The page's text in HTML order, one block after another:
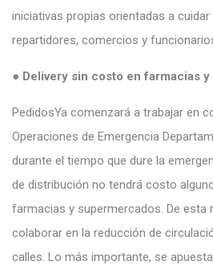
iniciativas propias orientadas a
repartidores, comercios y
● Delivery sin costo en farmacias
PedidosYa comenzará a trabajar en
Operaciones de Emergencia
durante el tiempo que dure la
de distribución no tendrá costo
farmacias y supermercados. De esta
colaborar en la reducción de
calles. Lo más importante, se